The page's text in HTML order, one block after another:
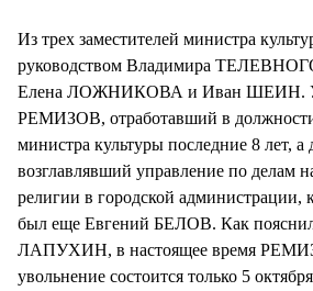
Из трех заместителей министра
руководством Владимира
Елена ЛОЖНИКОВА и Иван ШЕИН.
РЕМИЗОВ, отработавший в должности
министра культуры последние 8 лет, а
возглавлявший управление по делам
религии в городской администрации,
был еще Евгений БЕЛОВ. Как
ЛАПУХИН, в настоящее время
увольнение состоится только 5